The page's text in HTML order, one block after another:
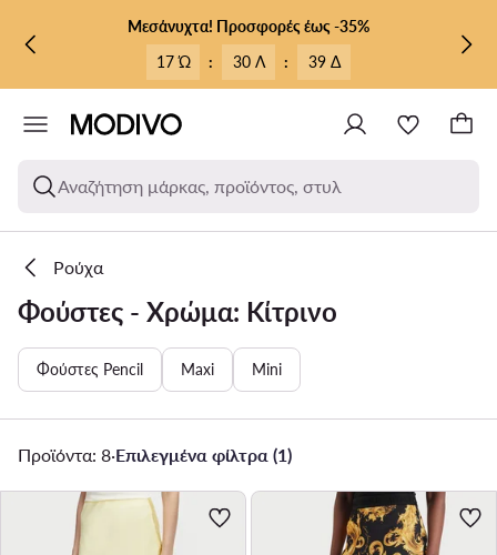
ΜΕΤΆΒΑΣΗ ΣΤΟ ΚΎΡΙΟ ΠΕΡΙΕΧΌΜΕΝΟ
ΜΕΤΆΒΑΣΗ ΣΤΗΝ ΑΝΑΖΉΤΗΣΗ
Μεσάνυχτα! Προσφορές έως -35%
17 Ώ
: 30 Λ : 39 Δ
Αναζήτηση μάρκας, προϊόντος, στυλ
Ρούχα
Φούστες - Χρώμα: Κίτρινο
Φούστες Pencil Maxi Mini
Προϊόντα: 8·Επιλεγμένα φίλτρα (1)